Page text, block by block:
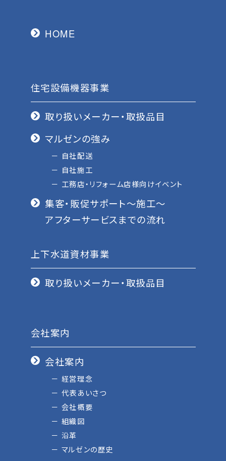
HOME
住宅設備機器事業
取り扱いメーカー・取扱品目
マルゼンの強み
自社配送
自社施工
工務店・リフォーム店様向けイベント
集客・販促サポート〜施工〜
アフターサービスまでの流れ
上下水道資材事業
取り扱いメーカー・取扱品目
会社案内
会社案内
経営理念
代表あいさつ
会社概要
組織図
沿革
マルゼンの歴史